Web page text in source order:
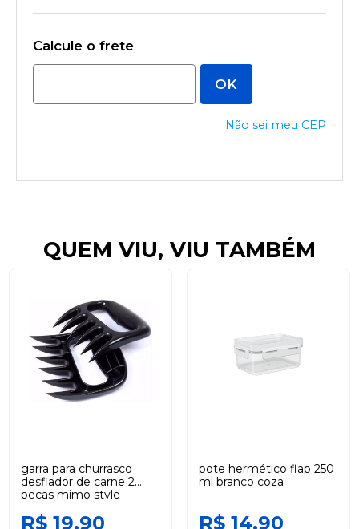
Não sei meu CEP
QUEM VIU, VIU TAMBÉM
garra para churrasco
desfiador de carne 2
peças mimo style
R$ 19,90
pote hermético flap 250
ml branco coza
R$ 14,90